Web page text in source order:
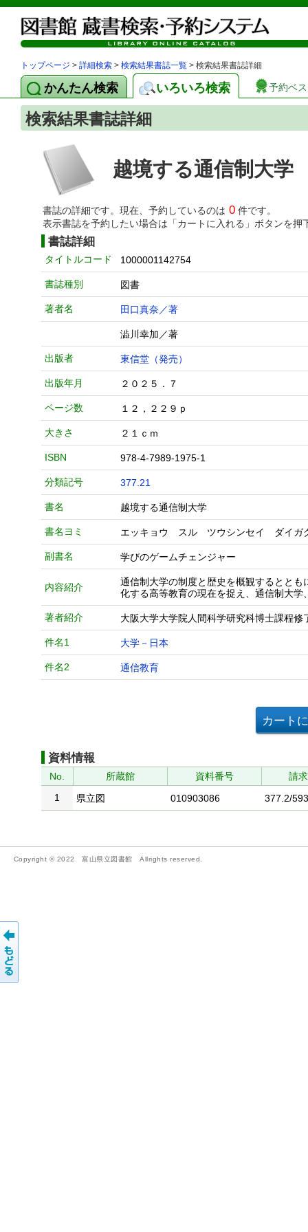
トップページ > 詳細検索 > 検索結果書誌一覧 > 検索結果書誌詳細
かんたん検索 いろいろ検索 予約ベ
検索結果書誌詳細
越境する通信制大学
書誌の詳細です。現在、予約しているのは 0 件です。
表示書誌を予約したい場合は「カートに入れる」ボタンを押
書誌詳細
タイトルコード 1000001142754
書誌種別 図書
著者名 田口真奈／著
澁川幸加／著
出版者 東信堂（発売）
出版年月 ２０２５．７
ページ数 １２，２２９ｐ
大きさ ２１ｃｍ
ISBN 978-4-7989-1975-1
分類記号 377.21
書名 越境する通信制大学
書名ヨミ エッキョウ スル ツウシンセイ ダイガ
副書名 学びのゲームチェンジャー
内容紹介
通信制大学の制度と歴史を概観するとと
化する高等教育の現在を捉え、通信制大
著者紹介 大阪大学大学院人間科学研究科博士課程
件名1 大学－日本
件名2 通信教育
資料情報
No. 所蔵館 資料番号
請
1
県立図 010903086 377.2/
Copyright © 2022 富山県立図書館 Allrights reserved.